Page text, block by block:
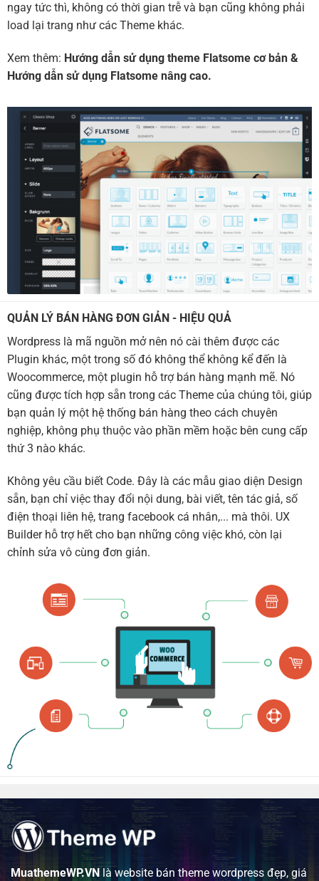
ngay tức thì, không có thời gian trễ và bạn cũng không phải
load lại trang như các Theme khác.
Xem thêm: Hướng dẫn sử dụng theme Flatsome cơ bản &
Hướng dẫn sử dụng Flatsome nâng cao.
QUẢN LÝ BÁN HÀNG ĐƠN GIẢN - HIỆU QUẢ
Wordpress là mã nguồn mở nên nó cài thêm được các
Plugin khác, một trong số đó không thể không kể đến là
Woocommerce, một plugin hỗ trợ bán hàng mạnh mẽ. Nó
cũng được tích hợp sẵn trong các Theme của chúng tôi, giúp
bạn quản lý một hệ thống bán hàng theo cách chuyên
nghiệp, không phụ thuộc vào phần mềm hoặc bên cung cấp
thứ 3 nào khác.
Không yêu cầu biết Code. Đây là các mẫu giao diện Design
sẵn, bạn chỉ việc thay đổi nội dung, bài viết, tên tác giả, số
điện thoại liên hệ, trang facebook cá nhân,... mà thôi. UX
Builder hỗ trợ hết cho bạn những công việc khó, còn lại
chỉnh sửa vô cùng đơn giản.
MuathemeWP.VNlà website bán theme wordpress đẹp, giá